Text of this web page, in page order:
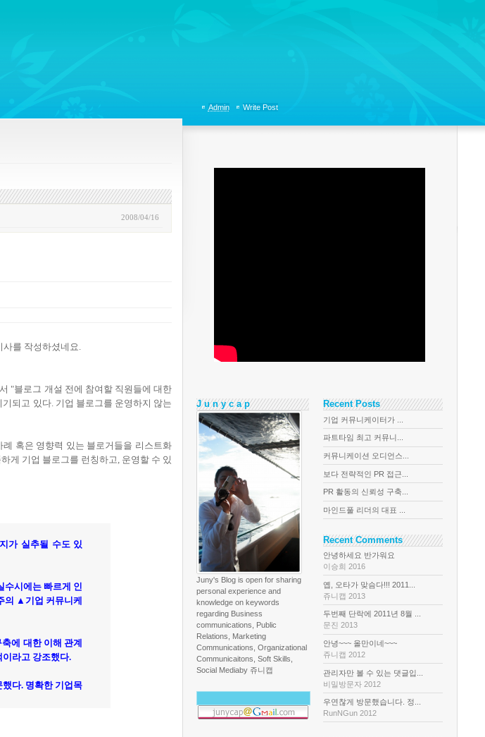
2008/04/16
사를 작성하셨네요.
"블로그 개설 전에 참여할 직원들에 대한
되고 있다. 기업 블로그를 운영하지 않는
혹은 영향력 있는 블로거들을 리스트화
게 기업 블로그를 런칭하고, 운영할 수 있
가 실추될 수도 있
시에는 빠르게 인
의 ▲기업 커뮤니케
에 대한 이해 관계
라고 강조했다.
다. 명확한 기업목
Admin Write Post
J u n y c a p
Juny's Blog is open for sharing
personal experience and
knowledge on keywords
regarding Business
communications, Public
Relations, Marketing
Communications, Organizational
Communicaitons, Soft Skills,
Social Mediaby 쥬니캡
Recent Posts
기업 커뮤니케이터가 ...
파트타임 최고 커뮤니...
커뮤니케이션 오디언스...
보다 전략적인 PR 접근...
PR 활동의 신뢰성 구축...
마인드풀 리더의 대표 ...
Recent Comments
안녕하세요 반가워요
이승희 2016
옙, 오타가 맞슴다!!! 2011...
쥬니캡 2013
두번째 단락에 2011년 8월 ...
문진 2013
안녕~~~ 올만이네~~~
쥬니캡 2012
관리자만 볼 수 있는 댓글입...
비밀방문자 2012
우연찮게 방문했습니다. 정...
RunNGun 2012